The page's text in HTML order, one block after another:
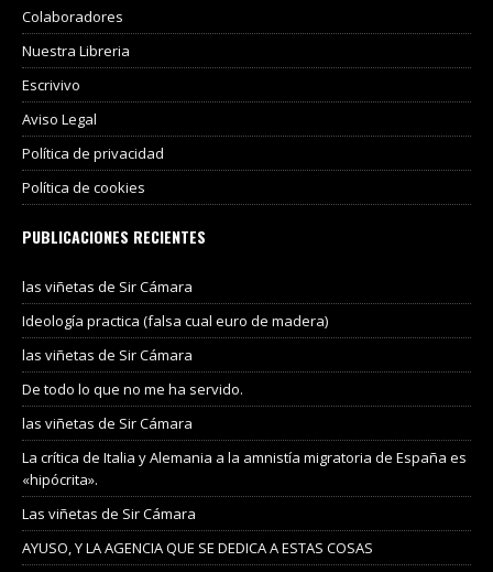
Colaboradores
Nuestra Libreria
Escrivivo
Aviso Legal
Política de privacidad
Política de cookies
PUBLICACIONES RECIENTES
las viñetas de Sir Cámara
Ideología practica (falsa cual euro de madera)
las viñetas de Sir Cámara
De todo lo que no me ha servido.
las viñetas de Sir Cámara
La crítica de Italia y Alemania a la amnistía migratoria de España es
«hipócrita».
Las viñetas de Sir Cámara
AYUSO, Y LA AGENCIA QUE SE DEDICA A ESTAS COSAS